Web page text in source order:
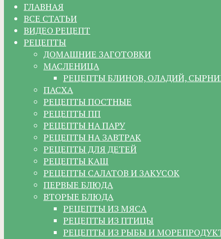
ГЛАВНАЯ
ВСЕ СТАТЬИ
ВИДЕО РЕЦЕПТ
РЕЦЕПТЫ
ДОМАШНИЕ ЗАГОТОВКИ
МАСЛЕНИЦА
РЕЦЕПТЫ БЛИНОВ, ОЛАДИЙ,
ПАСХА
РЕЦЕПТЫ ПОСТНЫЕ
РЕЦЕПТЫ ПП
РЕЦЕПТЫ НА ПАРУ
РЕЦЕПТЫ НА ЗАВТРАК
РЕЦЕПТЫ ДЛЯ ДЕТЕЙ
РЕЦЕПТЫ КАШ
РЕЦЕПТЫ САЛАТОВ И ЗАКУСОК
ПЕРВЫЕ БЛЮДА
ВТОРЫЕ БЛЮДА
РЕЦЕПТЫ ИЗ МЯСА
РЕЦЕПТЫ ИЗ ПТИЦЫ
РЕЦЕПТЫ ИЗ РЫБЫ И